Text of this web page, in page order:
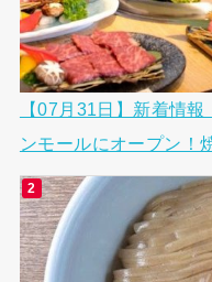
【07月31日】新着情
ンモールにオープン！